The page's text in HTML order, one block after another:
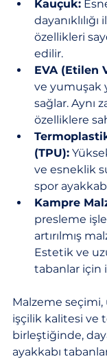
Kauçuk:
özellikleri
edilir.
EVA (Etilen
ve yumuşak
sağlar. Aynı
özelliklere
(TPU):
ve esneklik
spor
Kampre
presleme
artırılmış
Estetik ve
tabanlar için
Malzeme
işçilik kalitesi ve
birleştiğinde,
ayakkabı